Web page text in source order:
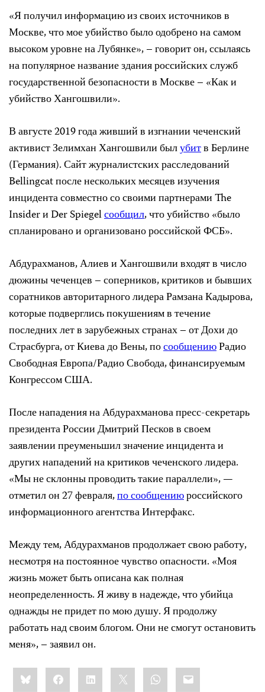
«Я получил информацию из своих источников в
Москве, что мое убийство было одобрено на самом
высоком уровне на Лубянке», – говорит он, ссылаясь
на популярное название здания российских служб
государственной безопасности в Москве – «Как и
убийство Хангошвили».
В августе 2019 года живший в изгнании чеченский
активист Зелимхан Хангошвили былубитв Берлине
(Германия). Сайт журналистских расследований
Bellingcat после нескольких месяцев изучения
инцидента совместно со своими партнерами The
Insider и Der Spiegelсообщил, что убийство «было
спланировано и организовано российской ФСБ».
Абдурахманов, Алиев и Хангошвили входят в число
дюжины чеченцев – соперников, критиков и бывших
соратников авторитарного лидера Рамзана Кадырова,
которые подверглись покушениям в течение
последних лет в зарубежных странах – от Дохи до
Страсбурга, от Киева до Вены, посообщениюРадио
Свободная Европа/Радио Свобода, финансируемым
Конгрессом США.
После нападения на Абдурахманова пресс-секретарь
президента России Дмитрий Песков в своем
заявлении преуменьшил значение инцидента и
других нападений на критиков чеченского лидера.
«Мы не склонны проводить такие параллели», —
отметил он 27 февраля,по сообщениюроссийского
информационного агентства Интерфакс.
Между тем, Абдурахманов продолжает свою работу,
несмотря на постоянное чувство опасности. «Моя
жизнь может быть описана как полная
неопределенность. Я живу в надежде, что убийца
однажды не придет по мою душу. Я продолжу
работать над своим блогом. Они не смогут остановить
меня», – заявил он.
Share
this:BlueskyFacebookLinkedIn WhatsApp
Email